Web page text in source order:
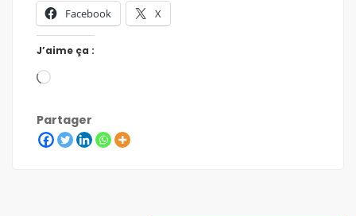
Facebook X
J’aime ça :
Partager